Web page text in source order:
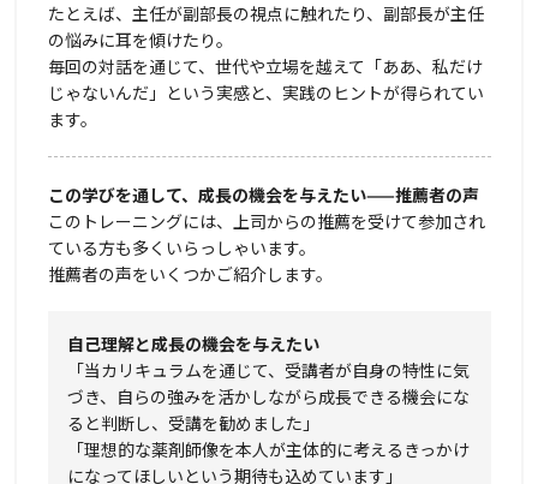
たとえば、主任が副部長の視点に触れたり、副部長が主任
の悩みに耳を傾けたり。
毎回の対話を通じて、世代や立場を越えて「ああ、私だけ
じゃないんだ」という実感と、実践のヒントが得られてい
ます。
この学びを通して、成長の機会を与えたい——推薦者の声
このトレーニングには、上司からの推薦を受けて参加され
ている方も多くいらっしゃいます。
推薦者の声をいくつかご紹介します。
自己理解と成長の機会を与えたい
「当カリキュラムを通じて、受講者が自身の特性に気
づき、自らの強みを活かしながら成長できる機会にな
ると判断し、受講を勧めました」
「理想的な薬剤師像を本人が主体的に考えるきっかけ
になってほしいという期待も込めています」